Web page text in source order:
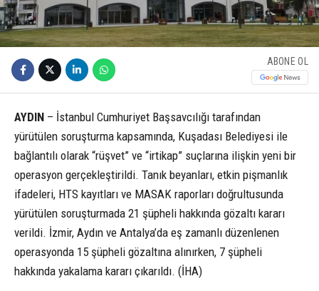
ABONE OL
AYDIN – İstanbul Cumhuriyet Başsavcılığı tarafından
yürütülen soruşturma kapsamında, Kuşadası Belediyesi ile
bağlantılı olarak “rüşvet” ve “irtikap” suçlarına ilişkin yeni bir
operasyon gerçekleştirildi. Tanık beyanları, etkin pişmanlık
ifadeleri, HTS kayıtları ve MASAK raporları doğrultusunda
yürütülen soruşturmada 21 şüpheli hakkında gözaltı kararı
verildi. İzmir, Aydın ve Antalya’da eş zamanlı düzenlenen
operasyonda 15 şüpheli gözaltına alınırken, 7 şüpheli
hakkında yakalama kararı çıkarıldı. (İHA)